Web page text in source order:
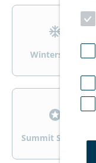
>
Wintersport
>
Summit Specials